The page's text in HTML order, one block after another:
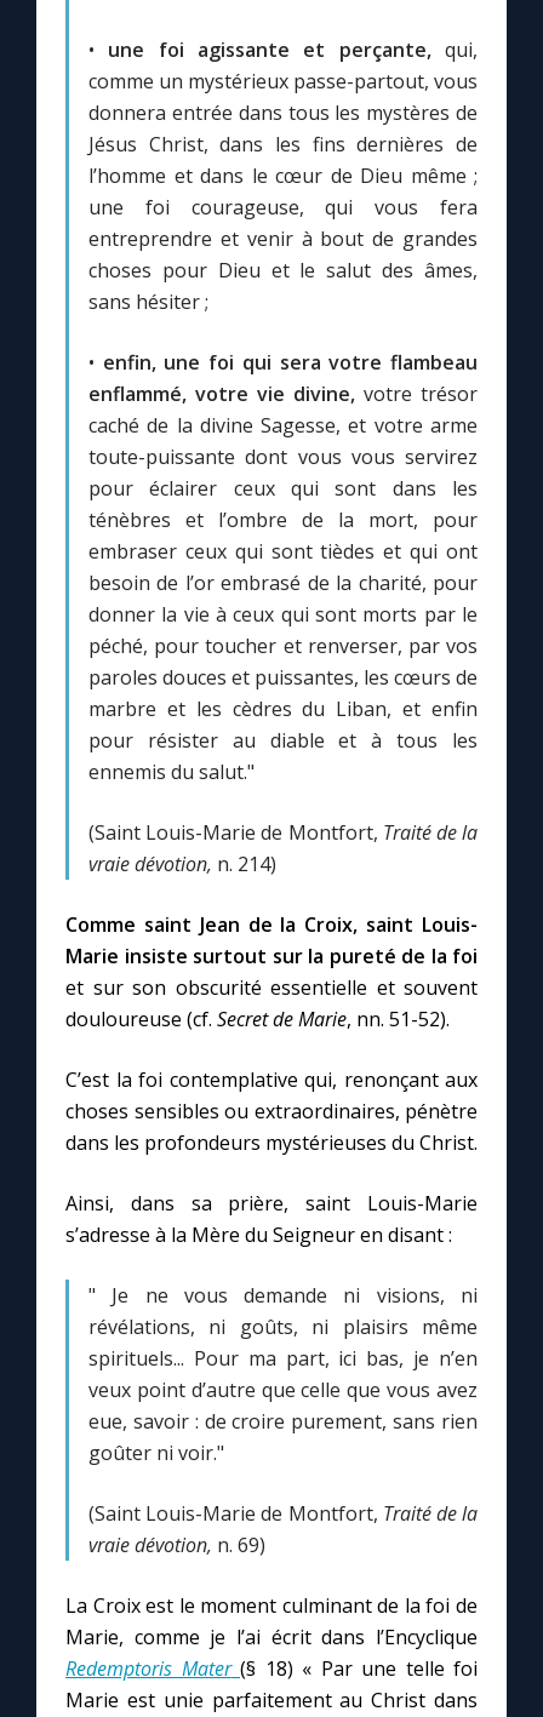
• une foi agissante et perçante,qui,
comme un mystérieux passe-partout, vous
donnera entrée dans tous les mystères de
Jésus Christ, dans les fins dernières de
l’homme et dans le cœur de Dieu même ;
une foi courageuse, qui vous fera
entreprendre et venir à bout de grandes
choses pour Dieu et le salut des âmes,
sans hésiter ;
• enfin, une foi qui sera votre flambeau
enflammé, votre vie divine, votre trésor
caché de la divine Sagesse, et votre arme
toute-puissante dont vous vous servirez
pour éclairer ceux qui sont dans les
ténèbres et l’ombre de la mort, pour
embraser ceux qui sont tièdes et qui ont
besoin de l’or embrasé de la charité, pour
donner la vie à ceux qui sont morts par le
péché, pour toucher et renverser, par vos
paroles douces et puissantes, les cœurs de
marbre et les cèdres du Liban, et enfin
pour résister au diable et à tous les
ennemis du salut."
(Saint Louis-Marie de Montfort, Traité de la
vraie dévotion, n. 214)
Comme saint Jean de la Croix, saint Louis-
Marie insiste surtout sur la pureté de la foi
et sur son obscurité essentielle et souvent
douloureuse (cf. Secret de Marie, nn. 51-52).
C’est la foi contemplative qui, renonçant aux
choses sensibles ou extraordinaires, pénètre
dans les profondeurs mystérieuses du Christ.
Ainsi, dans sa prière, saint Louis-Marie
s’adresse à la Mère du Seigneur en disant :
" Je ne vous demande ni visions, ni
révélations, ni goûts, ni plaisirs même
spirituels... Pour ma part, ici bas, je n’en
veux point d’autre que celle que vous avez
eue, savoir : de croire purement, sans rien
goûter ni voir."
(Saint Louis-Marie de Montfort, Traité de la
vraie dévotion, n. 69)
La Croix est le moment culminant de la foi de
Marie, comme je l’ai écrit dans l’Encyclique
Redemptoris Mater (§ 18) « Par une telle foi
Marie est unie parfaitement au Christ dans